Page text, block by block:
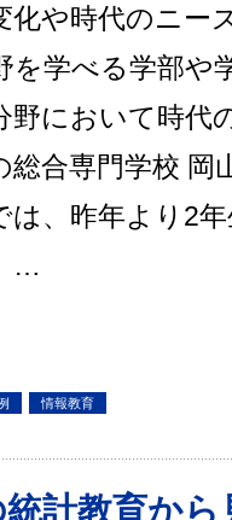
化や時代のニー
を学べる学部や
野において時代
総合専門学校
は、昨年より2
…
情報教育
計教育か